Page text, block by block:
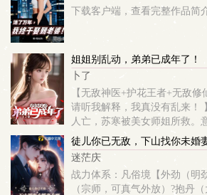
下载客户端，查看完整作品简
姐姐别乱动，弟弟已成年了！
卜了
【无敌神医+护花王者+无敌
请听我解释，我真没有乱来！
人亡，苏寒被美女师姐所救。
的无敌神通，四年后，苏寒下
万贯，古族大佬，在我面前皆
徒儿你已无敌，下山找你未婚
迷茫庆
战力体系：凡俗境【外劲（明
（宗师，可真气外放）?抱丹